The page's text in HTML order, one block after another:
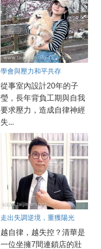
學會與壓力和平共存
從事室內設計20年的子
瑩，長年背負工期與自我
要求壓力，造成自律神經
失...
走出失調逆境，重獲陽光
越自律，越失控？清華是
一位坐擁7間連鎖店的壯